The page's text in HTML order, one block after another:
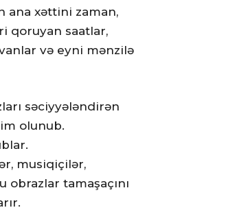
ana xəttini zaman,
qoruyan saatlar,
və eyni mənzilə
səciyyələndirən
olunub.
musiqiçilər,
tamaşaçını